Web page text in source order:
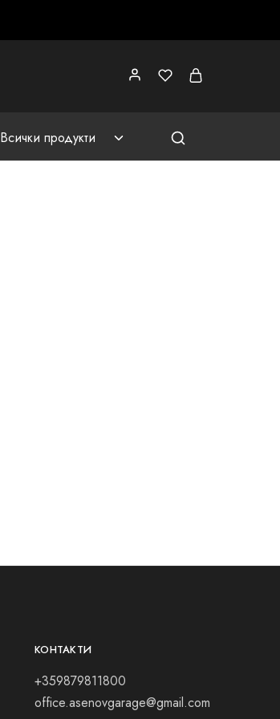
Всички продукти
КОНТАКТИ
+359879811800
office.asenovgarage@gmail.com